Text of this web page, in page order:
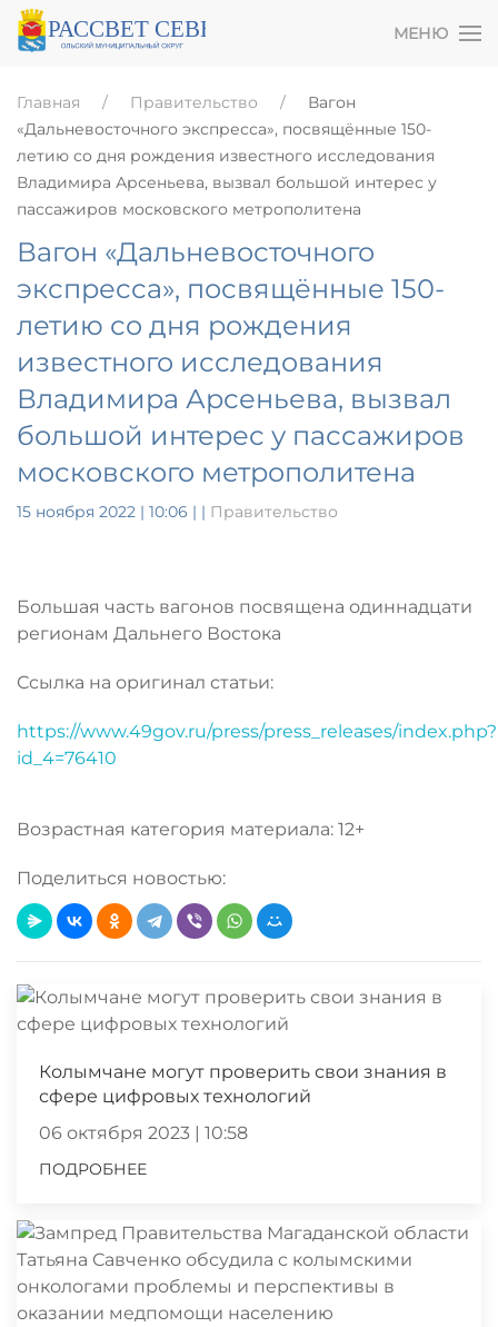
МЕНЮ
Главная Правительство
Вагон
«Дальневосточного экспресса», посвящённые 150-
летию со дня рождения известного исследования
Владимира Арсеньева, вызвал большой интерес у
пассажиров московского метрополитена
Вагон «Дальневосточного
экспресса», посвящённые 150-
летию со дня рождения
известного исследования
Владимира Арсеньева, вызвал
большой интерес у пассажиров
московского метрополитена
15 ноября 2022 | 10:06 | | Правительство
Большая часть вагонов посвящена одиннадцати
регионам Дальнего Востока
Ссылка на оригинал статьи:
https://www.49gov.ru/press/press_releases/index.php?
id_4=76410
Возрастная категория материала: 12+
Поделиться новостью:
Колымчане могут проверить свои знания в
сфере цифровых технологий
06 октября 2023 | 10:58
ПОДРОБНЕЕ